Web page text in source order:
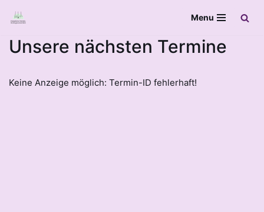
Inhalt
Menu
Unsere nächsten Termine
Keine Anzeige möglich: Termin-ID fehlerhaft!